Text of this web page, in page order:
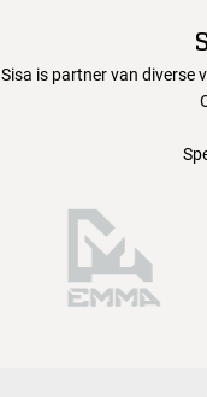
Sisa is partner van diverse